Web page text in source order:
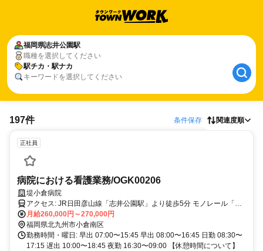
福岡県志井公園駅
職種を選択してください
駅チカ・駅ナカ
キーワードを選択してください
197件 条件保存 関連度順
正社員
病院における看護業務/OGK00206
堤小倉病院
アクセス: JR日田彦山線「志井公園駅」より徒歩5分 モノレール「企
救丘駅」より徒歩8分
月給260,000円～270,000円
福岡県北九州市小倉南区
勤務時間・曜日: 早出 07:00〜15:45 早出 08:00〜16:45 日勤 08:30〜
17:15 遅出 10:00〜18:45 夜勤 16:30〜09:00 【休憩時間について】